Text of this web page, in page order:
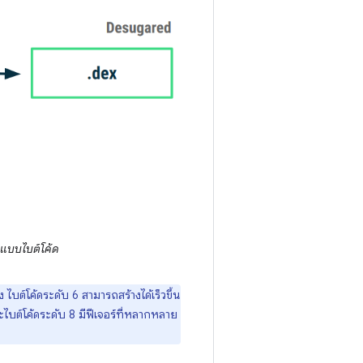
บบไบต์โค้ด
ต์โค้ดระดับ 6 สามารถสร้างได้เร็วขึ้น
ไบต์โค้ดระดับ 8 มีฟีเจอร์ที่หลากหลาย